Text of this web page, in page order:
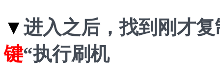
▼进入之后，找到刚才
键“执行刷机